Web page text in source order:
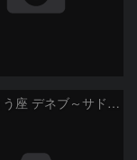
はくちょう座 デネブ～サドル付近散光星雲 2026/5/31